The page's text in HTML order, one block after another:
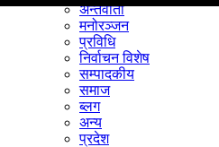
अन्तर्वार्ता
मनोरञ्जन
प्रविधि
निर्वाचन विशेष
सम्पादकीय
समाज
ब्लग
अन्य
प्रदेश